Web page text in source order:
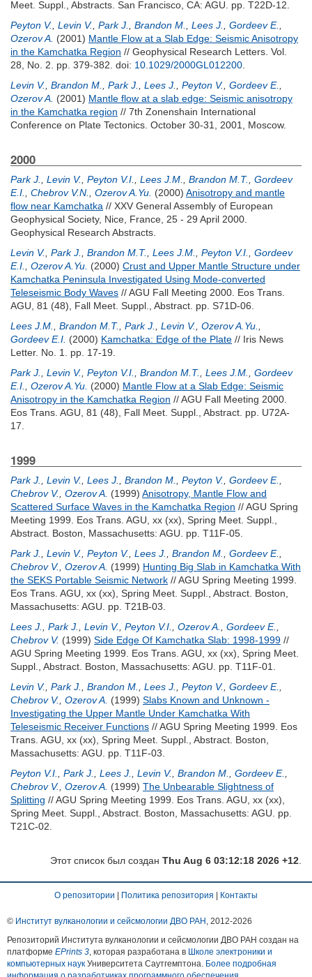
Meet. Suppl., Abstracts. San Francisco, CA: AGU. pp. T22D-12.
Peyton V. Levin V. Park J. Brandon M. Lees J. Gordeev E.
Ozerov A. (2001) Mantle Flow at a Slab Edge: Seismic Anisotropy
in the Kamchatka Region // Geophysical Research Letters. Vol.
28, No. 2. pp. 379-382. doi: 10.1029/2000GL012200
Levin V. Brandon M. Park J. Lees J. Peyton V. Gordeev E.
Ozerov A. (2001) Mantle flow at a slab edge: Seismic anisotropy
in the Kamchatka region // 7th Zonenshain International
Conference on Plate Tectonics. October 30-31, 2001, Moscow.
2000
Park J. Levin V. Peyton V.I. Lees J.M. Brandon M.T.
Gordeev
E.I.
Chebrov V.N. Ozerov A.Yu. (2000) Anisotropy and mantle
flow near Kamchatka // XXV General Assembly of European
Geophysical Society, Nice, France, 25 - 29 April 2000.
Geophysical Research Abstracts.
Levin V. Park J. Brandon M.T. Lees J.M. Peyton V.I.
Gordeev
E.I.
Ozerov A.Yu. (2000) Crust and Upper Mantle Structure under
Kamchatka Peninsula Investigated Using Mode-converted
Teleseismic Body Waves // AGU Fall Meeting 2000. Eos Trans.
AGU, 81 (48), Fall Meet. Suppl., Abstract. pp. S71D-06.
Lees J.M.
Brandon M.T. Park J. Levin V. Ozerov A.Yu.
Gordeev E.I. (2000) Kamchatka: Edge of the Plate // Iris News
Letter. No. 1. pp. 17-19.
Park J.
Levin V. Peyton V.I. Brandon M.T. Lees J.M.
Gordeev
E.I.
Ozerov A.Yu. (2000) Mantle Flow at a Slab Edge: Seismic
Anisotropy in the Kamchatka Region // AGU Fall Meeting 2000.
Eos Trans. AGU, 81 (48), Fall Meet. Suppl., Abstract. pp. U72A-
17.
1999
Park J. Levin V. Lees J. Brandon M. Peyton V. Gordeev E.
Chebrov V. Ozerov A. (1999) Anisotropy, Mantle Flow and
Scattered Surface Waves in the Kamchatka Region // AGU Spring
Meeting 1999. Eos Trans. AGU, xx (xx), Spring Meet. Suppl.,
Abstract. Boston, Massachusetts: AGU. pp. T11F-05.
Park J.
Levin V. Peyton V. Lees J. Brandon M. Gordeev E.
Chebrov V. Ozerov A. (1999) Hunting Big Slab in Kamchatka With
the SEKS Portable Seismic Network // AGU Spring Meeting 1999.
Eos Trans. AGU, xx (xx), Spring Meet. Suppl., Abstract. Boston,
Massachusetts: AGU. pp. T21B-03.
Lees J.
Park J. Levin V. Peyton V.I. Ozerov A. Gordeev E.
Chebrov V. (1999) Side Edge Of Kamchatka Slab: 1998-1999 //
AGU Spring Meeting 1999. Eos Trans. AGU, xx (xx), Spring Meet.
Suppl., Abstract. Boston, Massachusetts: AGU. pp. T11F-01.
Levin V. Park J. Brandon M. Lees J. Peyton V. Gordeev E.
Chebrov V. Ozerov A. (1999) Slabs Known and Unknown -
Investigating the Upper Mantle Under Kamchatka With
Teleseismic Receiver Functions // AGU Spring Meeting 1999. Eos
Trans. AGU, xx (xx), Spring Meet. Suppl., Abstract. Boston,
Massachusetts: AGU. pp. T11F-03.
Peyton V.I.
Park J. Lees J. Levin V. Brandon M. Gordeev E.
Chebrov V. Ozerov A. (1999) The Unbearable Slightness of
Splitting // AGU Spring Meeting 1999. Eos Trans. AGU, xx (xx),
Spring Meet. Suppl., Abstract. Boston, Massachusetts: AGU. pp.
T21C-02.
Этот список был создан Thu Aug 6 03:12:18 2026 +12
О репозитории Политика репозитория Контакты
© Институт вулканологии и сейсмологии ДВО РАН , 2012-2026
Репозиторий Института вулканологии и сейсмологии ДВО РАН создан на
платформе EPrints 3, которая разработана в Школе электроники и
компьютерных наук Университета Саутгемптона. Более подробная